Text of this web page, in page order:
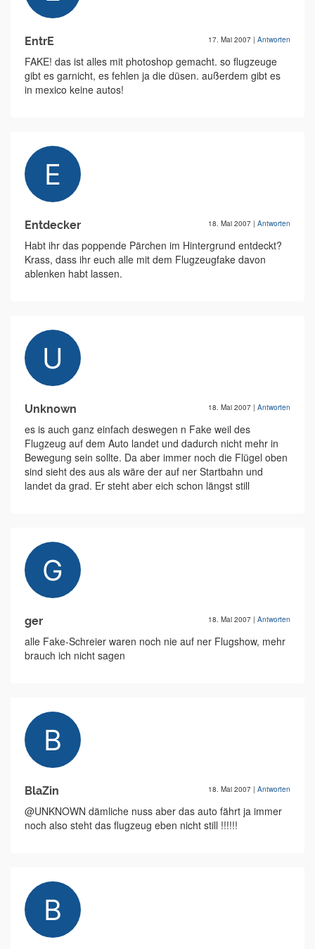
EntrE 17. Mai 2007 | Antworten
FAKE! das ist alles mit photoshop gemacht. so flugzeuge
gibt es garnicht, es fehlen ja die düsen. außerdem gibt es
in mexico keine autos!
Entdecker 18. Mai 2007 | Antworten
Habt ihr das poppende Pärchen im Hintergrund entdeckt?
Krass, dass ihr euch alle mit dem Flugzeugfake davon
ablenken habt lassen.
Unknown 18. Mai 2007 | Antworten
es is auch ganz einfach deswegen n Fake weil des
Flugzeug auf dem Auto landet und dadurch nicht mehr in
Bewegung sein sollte. Da aber immer noch die Flügel oben
sind sieht des aus als wäre der auf ner Startbahn und
landet da grad. Er steht aber eich schon längst still
ger 18. Mai 2007 | Antworten
alle Fake-Schreier waren noch nie auf ner Flugshow, mehr
brauch ich nicht sagen
BlaZin 18. Mai 2007 | Antworten
@UNKNOWN dämliche nuss aber das auto fährt ja immer
noch also steht das flugzeug eben nicht still !!!!!!